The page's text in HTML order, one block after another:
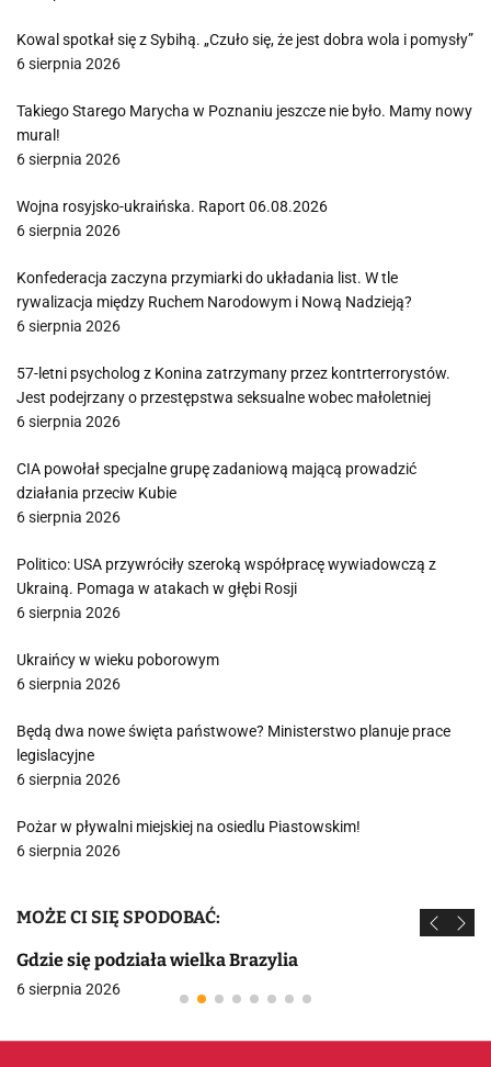
Kowal spotkał się z Sybihą. „Czuło się, że jest dobra wola i pomysły”
6 sierpnia 2026
Takiego Starego Marycha w Poznaniu jeszcze nie było. Mamy nowy
mural!
6 sierpnia 2026
Wojna rosyjsko-ukraińska. Raport 06.08.2026
6 sierpnia 2026
Konfederacja zaczyna przymiarki do układania list. W tle
rywalizacja między Ruchem Narodowym i Nową Nadzieją?
6 sierpnia 2026
57-letni psycholog z Konina zatrzymany przez kontrterrorystów.
Jest podejrzany o przestępstwa seksualne wobec małoletniej
6 sierpnia 2026
CIA powołał specjalne grupę zadaniową mającą prowadzić
działania przeciw Kubie
6 sierpnia 2026
Politico: USA przywróciły szeroką współpracę wywiadowczą z
Ukrainą. Pomaga w atakach w głębi Rosji
6 sierpnia 2026
Ukraińcy w wieku poborowym
6 sierpnia 2026
Będą dwa nowe święta państwowe? Ministerstwo planuje prace
legislacyjne
6 sierpnia 2026
Pożar w pływalni miejskiej na osiedlu Piastowskim!
6 sierpnia 2026
MOŻE CI SIĘ SPODOBAĆ:
Gdzie się podziała wielka Brazylia
6 sierpnia 2026